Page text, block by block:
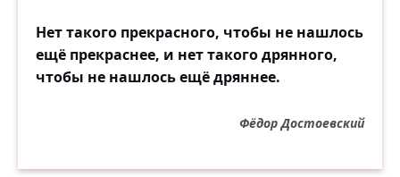
Нет такого прекрасного, чтобы не нашлось
ещё прекраснее, и нет такого дрянного,
чтобы не нашлось ещё дряннее.
Фёдор Достоевский